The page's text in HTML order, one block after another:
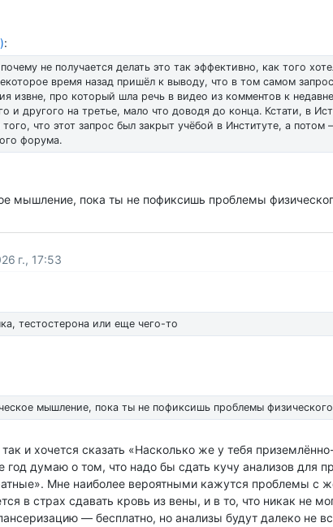
:
не получается делать это так эффективно, как того
время назад пришёл к выводу, что в том самом
извне, про который шла речь в видео из комментов к
и другого на третье, мало что доводя до конца. Кстати, в
что этот запрос был закрыт учёбой в Институте, а
форума.
мышление, пока ты не пофиксишь проблемы
г., 17:53
тестостерона или еще чего-то
мышление, пока ты не пофиксишь проблемы
и хочется сказать «Насколько же у тебя
думаю о том, что надо бы сдать кучу анализов для
Мне наиболее вероятными кажутся проблемы с
в страх сдавать кровь из вены, и в то, что никак не
— бесплатно, но анализы будут далеко не